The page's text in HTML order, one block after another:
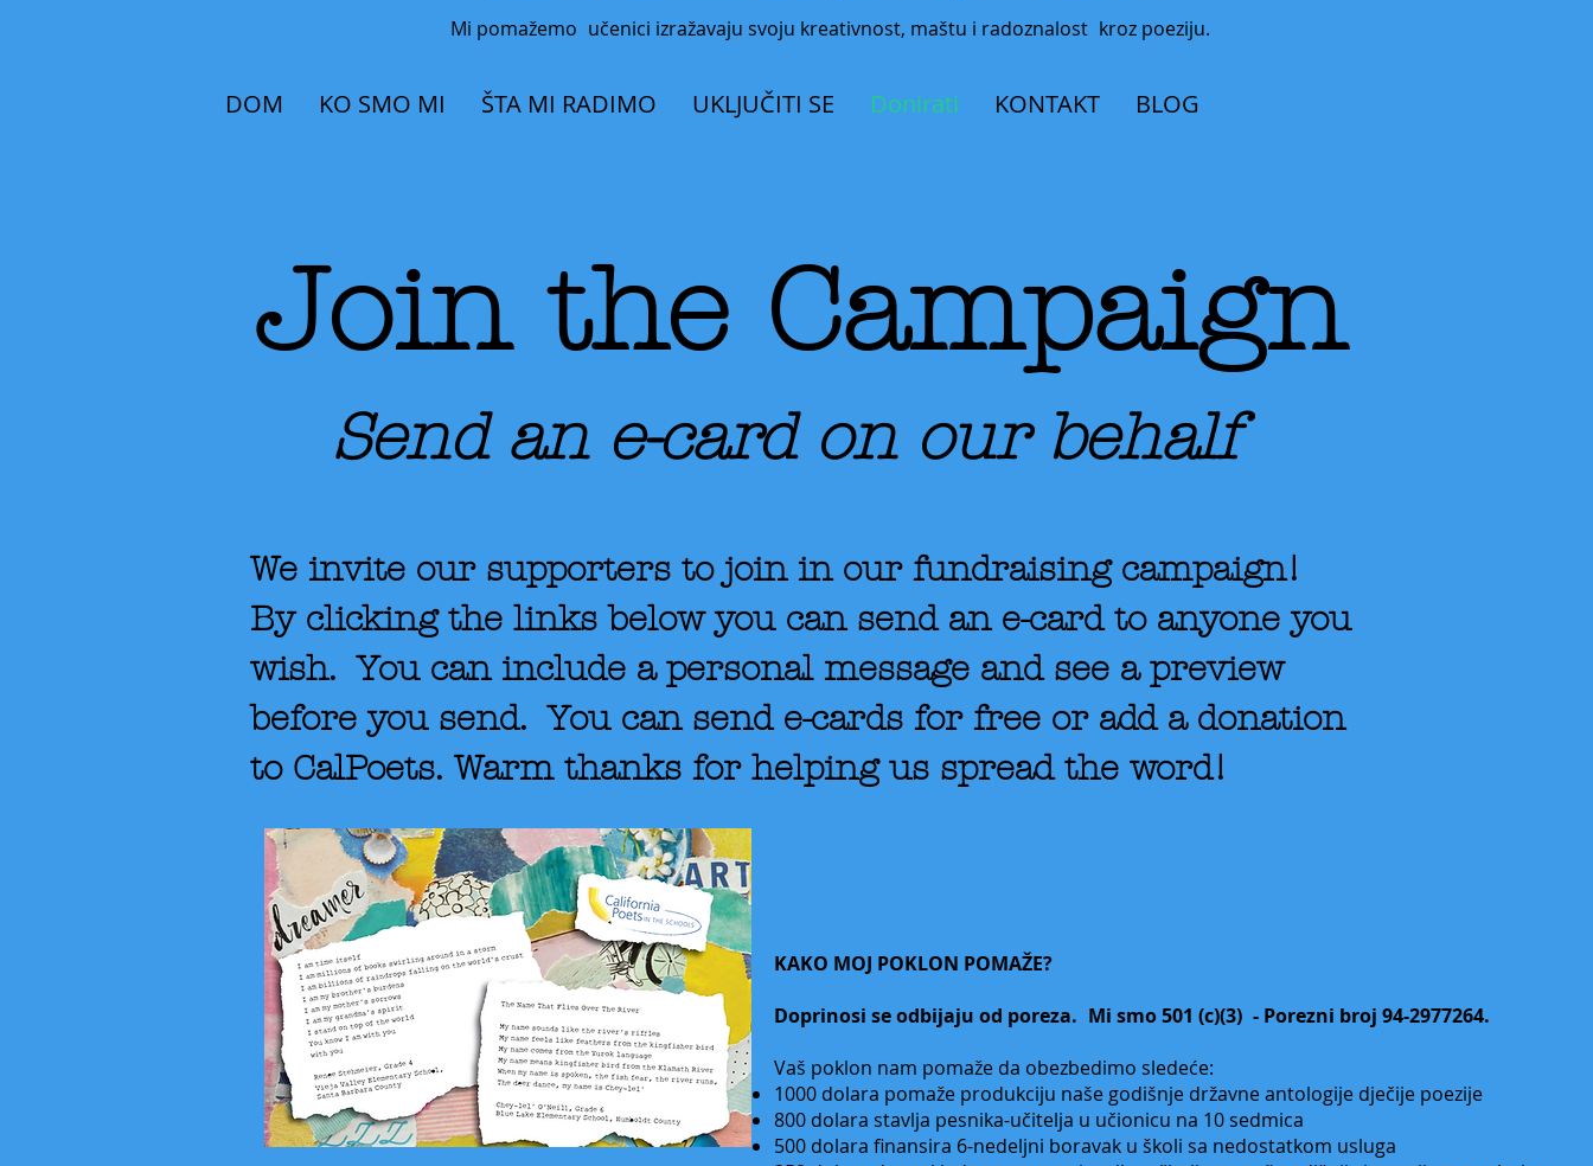
Mi pomažemo učenici izražavaju svoju kreativnost, maštu i radoznalost kroz poeziju.
DOM KO SMO MI ŠTA MI RADIMO UKLJUČITI SE Donirati KONTAKT BLOG
Join the Campaign
Send an e-card on our behalf
We invite our supporters to join in our fundraising campaign!
By clicking the links below you can send an e-card to anyone you
wish. You can include a personal message and see a preview
before you send. You can send e-cards for free or add a donation
to CalPoets. Warm thanks for helping us spread the word!
KAKO MOJ POKLON POMAŽE?
Doprinosi se odbijaju od poreza. Mi smo 501 (c)(3) - Porezni broj 94-2977264.
Vaš poklon nam pomaže da obezbedimo sledeće:
1000 dolara pomaže produkciju naše godišnje državne antologije dječije poezije
800 dolara stavlja pesnika-učitelja u učionicu na 10 sedmica
500 dolara finansira 6-nedeljni boravak u školi sa nedostatkom usluga